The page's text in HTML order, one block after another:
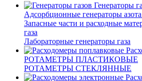
Генераторы
Адсорбционные генераторы
Запасные части и расходные
газа
Лабораторные генераторы газа
РОТАМЕТРЫ ПЛАСТИКОВЫЕ
РОТАМЕТРЫ СТЕКЛЯННЫЕ